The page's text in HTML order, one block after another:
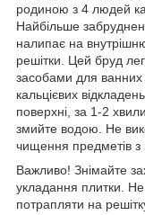
родиною з 4 людей
Найбільше
налипає на
решітки. Цей бруд
засобами для ванних
кальцієвих
поверхні, за 1-2
змийте водою. Не
чищення предметів з
Важливо! Знімайте
укладання плитки.
потрапляти на